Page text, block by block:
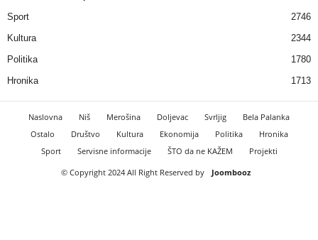
Sport
2746
Kultura
2344
Politika
1780
Hronika
1713
Naslovna Niš Merošina Doljevac Svrljig
Bela Palanka
Ostalo
Društvo Kultura Ekonomija Politika
Hronika
Sport
Servisne informacije ŠTO da ne KAŽEM
Projekti
© Copyright 2024 All Right Reserved by
Joombooz